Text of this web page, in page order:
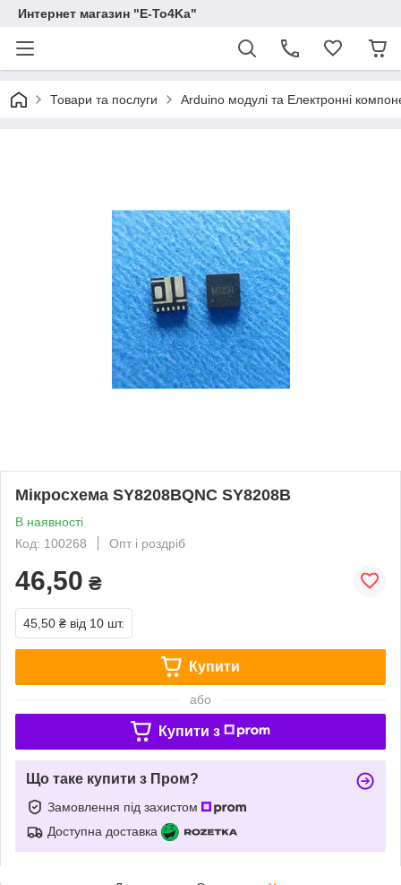
Интернет магазин "E-To4Ka"
Товари та послуги Arduino модулі та Електронні
Мікросхема SY8208BQNC SY8208B
В наявності
Код: 100268
Опт і роздріб
46,50 ₴
45,50 ₴ від 10 шт.
Купити
або
Купити з
Що таке купити з Пром?
Замовлення під захистом
Доступна доставка